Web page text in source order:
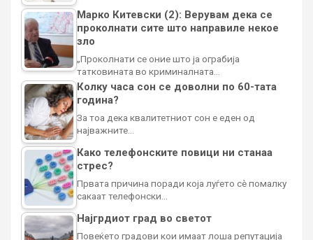
Марко Китевски (2): Верувам дека се
проколнати сите што направиле некое
зло
„Проколнати се оние што ја ограбија
татковината во криминалната…
Колку часа сон се доволни по 60-тата
година?
За тоа дека квалитетниот сон е еден од
најважните…
Како телефонските повици ни станаа
стрес?
Првата причина поради која луѓето сè помалку
сакаат телефонски…
Најгрдиот град во светот
Повеќето градови кои имаат лоша репутација